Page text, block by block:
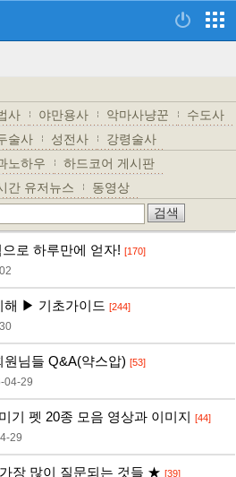
사 야만용사 악마사냥꾼
수도사
술사
성전사 강령술사
노하우
하드코어 게시판
간 유저뉴스
동영상
로 하루만에 얻자! [170]
▶ 기초가이드 [244]
님들 Q&A(약스압) [53]
04-29
기 펫 20종 모음 영상과 이미지 [44]
29
장 많이 질문되는 것들 ★ [39]